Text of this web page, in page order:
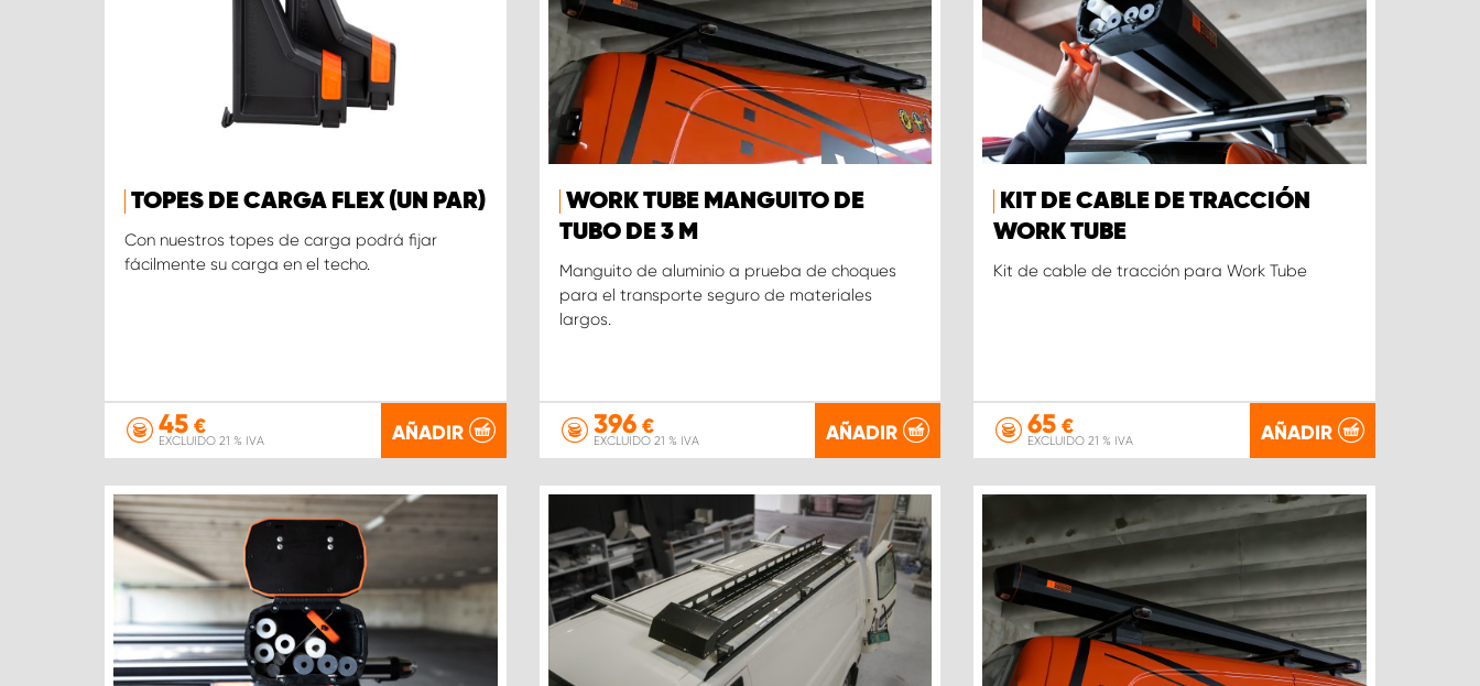
TOPES DE CARGA FLEX (UN PAR)
Con nuestros topes de carga podrá fijar
fácilmente su carga en el techo.
45 €
EXCLUIDO 21 % IVA AÑADIR
WORK TUBE MANGUITO DE
TUBO DE 3 M
Manguito de aluminio a prueba de choques
para el transporte seguro de materiales
largos.
396€
EXCLUIDO 21 % IVA AÑADIR
KIT DE CABLE DE TRACCIÓN
WORK TUBE
Kit de cable de tracción para Work Tube
65 €
EXCLUIDO 21 % IVA AÑADIR